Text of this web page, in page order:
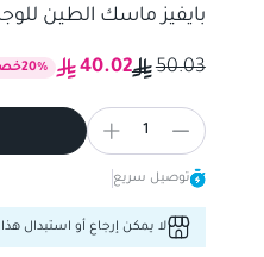
بايفيز ماسك الطين للوجه 150
50.03
40.02
20%
1
توصيل سريع
لا يمكن إرجاع أو استبدال هذا